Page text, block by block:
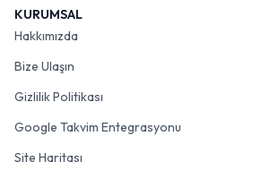
KURUMSAL
Hakkımızda
Bize Ulaşın
Gizlilik Politikası
Google Takvim Entegrasyonu
Site Haritası